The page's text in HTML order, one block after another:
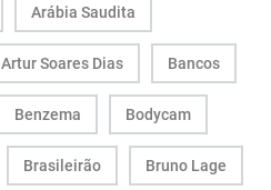
Arábia Saudita
Artur Soares Dias Bancos
Benzema Bodycam
Brasileirão Bruno Lage